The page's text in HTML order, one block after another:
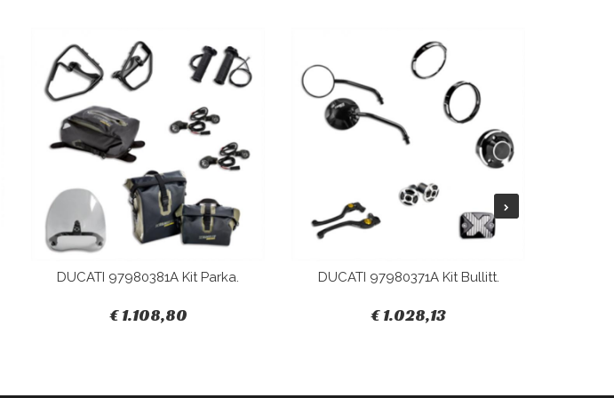
DUCATI 97980381A Kit Parka.
€ 1.108,80
DUCATI 97980371A Kit Bullitt.
€ 1.028,13